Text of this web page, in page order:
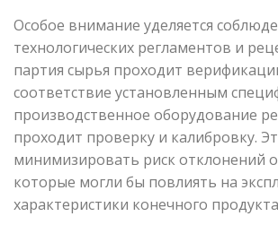
Особое внимание уделяется
технологических регламентов и
партия сырья проходит
соответствие установленным
производственное оборудование
проходит проверку и калибровку.
минимизировать риск отклонений
которые могли бы повлиять на
характеристики конечного